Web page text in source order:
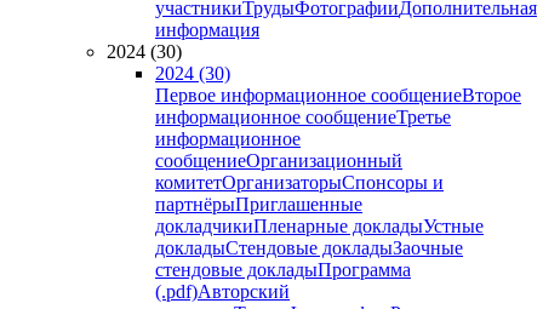
участникиТрудыФотографииДополнительная
информация
2024 (30)
2024 (30)
Первое информационное сообщениеВторое
информационное сообщениеТретье
информационное
сообщениеОрганизационный
комитетОрганизаторыСпонсоры и
партнёрыПриглашенные
докладчикиПленарные докладыУстные
докладыСтендовые докладыЗаочные
стендовые докладыПрограмма
(.pdf)Авторский